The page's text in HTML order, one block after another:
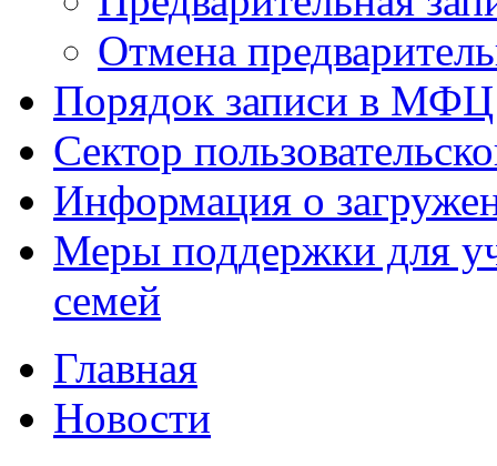
Отмена
Порядок записи в МФЦ
Сектор
Информация о
Меры поддержки для
семей
Главная
Новости